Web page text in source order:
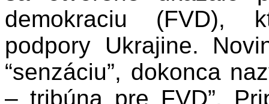
demokraciu (FVD),
podpory Ukrajine.
“senzáciu”, dokonca
– tribúna pre FVD”.